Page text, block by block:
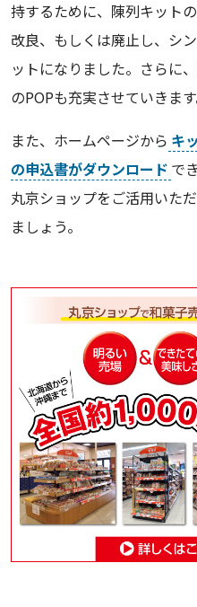
持するために、陳列キット
改良、もしくは廃止し、シ
ットになりました。さらに
のPOPも充実させていきます
また、ホームページから キ
の申込書がダウンロード で
丸京ショップをご活用いた
ましょう。